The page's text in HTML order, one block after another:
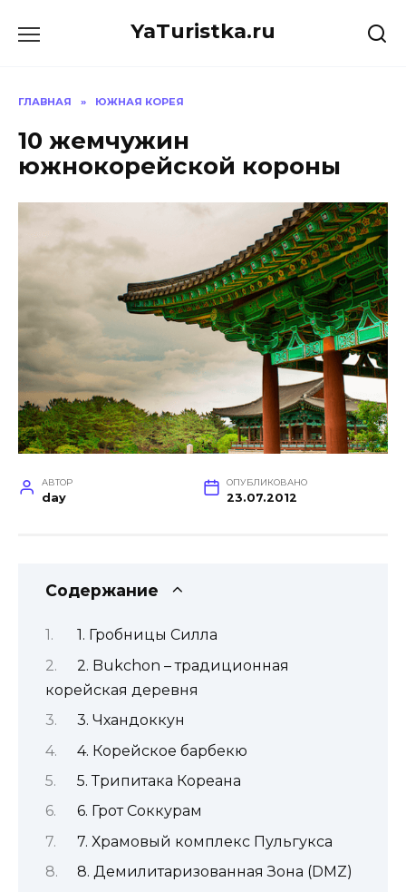
YaTuristka.ru
ГЛАВНАЯ » ЮЖНАЯ КОРЕЯ
10 жемчужин
южнокорейской короны
АВТОР
day
ОПУБЛИКОВАНО
23.07.2012
Содержание
1. Гробницы Силла
2. Bukchon – традиционная
корейская деревня
3. Чхандоккун
4. Корейское барбекю
5. Трипитака Кореана
6. Грот Соккурам
7. Храмовый комплекс Пульгукса
8. Демилитаризованная Зона (DMZ)